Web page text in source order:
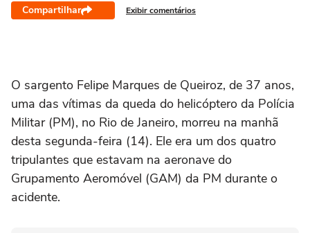
Compartilhar Exibir comentários
O sargento Felipe Marques de Queiroz, de 37 anos,
uma das vítimas da queda do helicóptero da Polícia
Militar (PM), no Rio de Janeiro, morreu na manhã
desta segunda-feira (14). Ele era um dos quatro
tripulantes que estavam na aeronave do
Grupamento Aeromóvel (GAM) da PM durante o
acidente.